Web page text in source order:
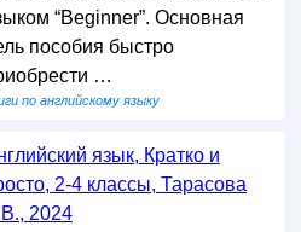
“Beginner”. Основная
пособия быстро
…
по английскому языку
язык, Кратко и
2-4 классы, Тарасова
2024